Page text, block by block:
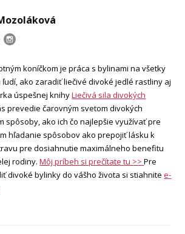
koníčkom je práca s bylinami na všetky
ako zaradiť liečivé divoké jedlé rastliny aj
úspešnej knihyLiečivá sila divokých
prevedie čarovným svetom divokých
spôsoby, ako ich čo najlepšie využívať pre
hľadanie spôsobov ako prepojiť lásku k
pre dosiahnutie maximálneho benefitu
rodiny.Môj príbeh si prečítate tu >>Pre
divoké bylinky do vášho života si stiahnitee-